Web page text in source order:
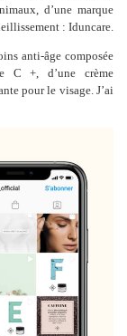
d’une marque
: Iduncare.
anti-âge composée
C +, d’une crème
pour le visage. J’ai